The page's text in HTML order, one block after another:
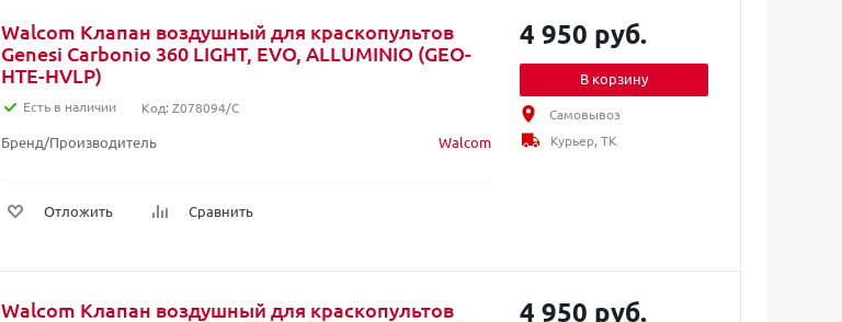
Walcom Клапан воздушный для краскопультов
Genesi Carbonio 360 LIGHT, EVO, ALLUMINIO (GEO-
HTE-HVLP)
Есть в наличии Код: Z078094/C
Бренд/Производитель Walcom
Отложить Сравнить
4 950 руб.
В корзину
Самовывоз
Курьер, ТК
Walcom Клапан воздушный для краскопультов
4 950 руб.